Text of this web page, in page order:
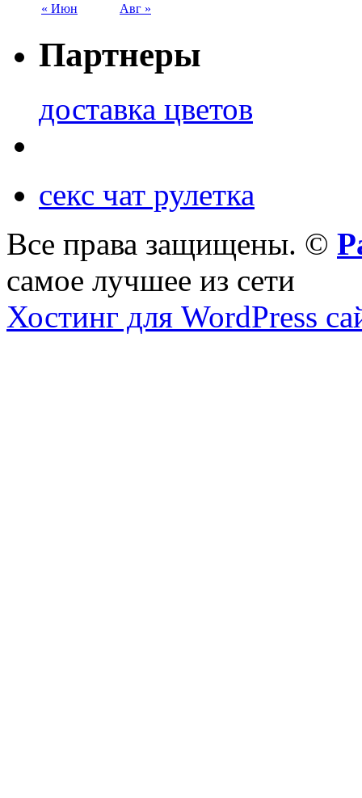
« Июн Авг »
Партнеры
доставка цветов
секс чат рулетка
Все права защищены. ©
самое лучшее из сети
Хостинг для WordPress